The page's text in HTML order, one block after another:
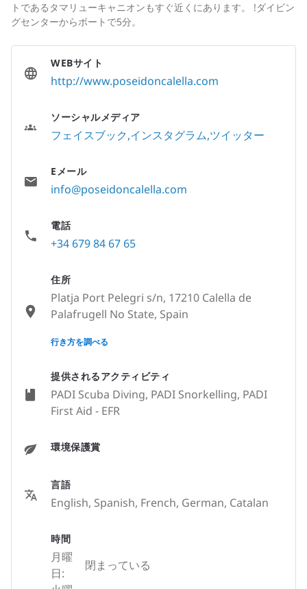
トであるタマリューキャニオンもすぐ近くにあります。 !ダイビン
グセンターからボートで5分。
提供されるアクティビティ
PADI Scuba Diving, PADI Snorkelling, PADI
First Aid - EFR
環境保護賞
言語
English, Spanish, French, German, Catalan
時間
月曜
日:
閉まっている
WEBサイト
http://www.poseidoncalella.com
ソーシャルメディア
フェイスブック インスタグラム ツイッター
Eメール
info@poseidoncalella.com
電話
+34 679 84 67 65
住所
Platja Port Pelegri s/n, 17210 Calella de
Palafrugell No State, Spain
None
行き方を調べる